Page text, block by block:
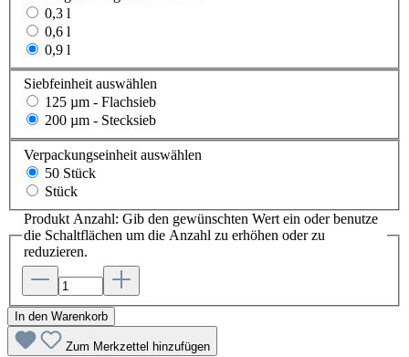
0,3 l
0,6 l
0,9 l
Siebfeinheit auswählen
125 µm - Flachsieb
200 µm - Stecksieb
Verpackungseinheit auswählen
50 Stück
Stück
Produkt Anzahl: Gib den gewünschten Wert ein oder benutze
die Schaltflächen um die Anzahl zu erhöhen oder zu
reduzieren.
In den Warenkorb
Zum Merkzettel hinzufügen